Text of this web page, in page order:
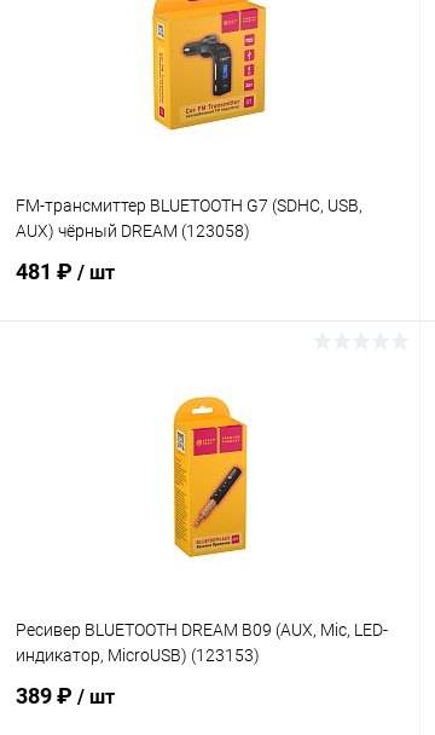
К сравнению
В наличии
FM-трансмиттер BLUETOOTH G7 (SDHC, USB,
AUX) чёрный DREAM (123058)
481 ₽ / шт
Ресивер BLUETOOTH DREAM B09 (AUX, Mic, LED-
индикатор, MicroUSB) (123153)
389 ₽ / шт